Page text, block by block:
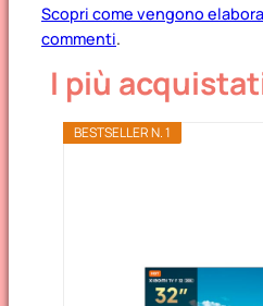
Scopri come vengono
commenti.
I più
BESTSELLER N. 1